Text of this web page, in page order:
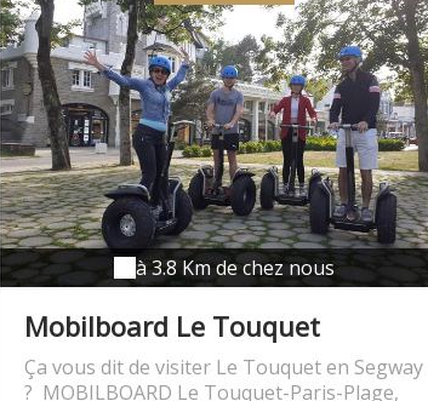
à 3.8 Km de chez nous
Mobilboard Le Touquet
Ça vous dit de visiter Le Touquet en Segway
? MOBILBOARD Le Touquet-Paris-Plage,